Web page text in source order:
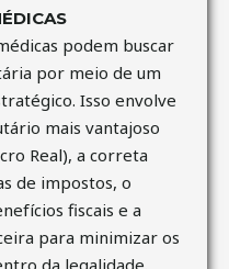
podem buscar
por meio de um
Isso envolve
mais vantajoso
Real), a correta
de impostos, o
fiscais e a
para minimizar os
da legalidade.